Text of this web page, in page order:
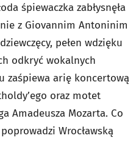
śpiewaczka zabłysnęła
z Giovannim Antoninim
pełen wdzięku
odkryć wokalnych
zaśpiewa arię koncertową
oraz motet
Amadeusza Mozarta. Co
Wrocławską